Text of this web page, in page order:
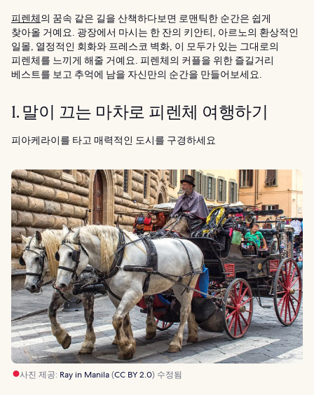
피렌체의 꿈속 같은 길을 산책하다보면 로맨틱한 순간은 쉽게
찾아올 거예요. 광장에서 마시는 한 잔의 키안티, 아르노의 환상적인
일몰, 열정적인 회화와 프레스코 벽화, 이 모두가 있는 그대로의
피렌체를 느끼게 해줄 거예요. 피렌체의 커플을 위한 즐길거리
베스트를 보고 추억에 남을 자신만의 순간을 만들어보세요.
1. 말이 끄는 마차로 피렌체 여행하기
피아케라이를 타고 매력적인 도시를 구경하세요
사진 제공: Ray in Manila(CC BY 2.0) 수정됨